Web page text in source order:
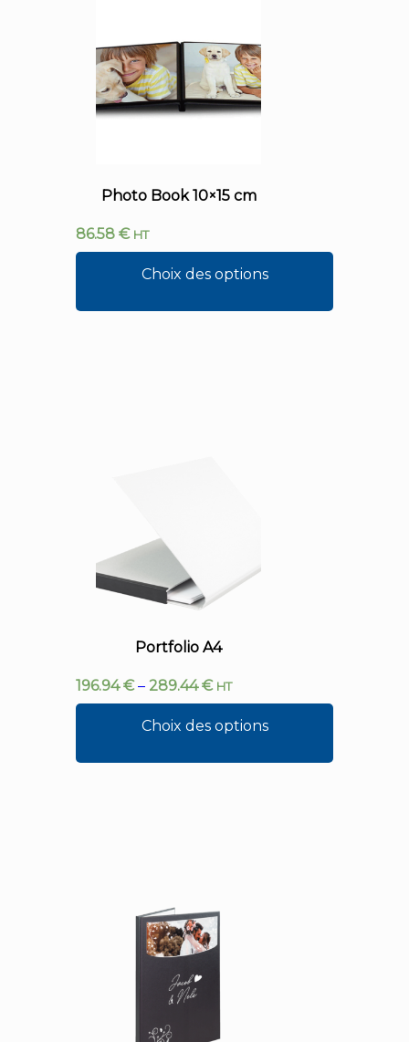
Photo Book 10×15 cm
86.58 € HT
Choix des options
Portfolio A4
196.94€– 289.44€ HT
Choix des options